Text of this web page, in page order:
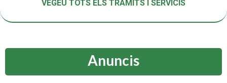
VEGEU TOTS ELS TRÀMITS I SERVICIS
Anuncis